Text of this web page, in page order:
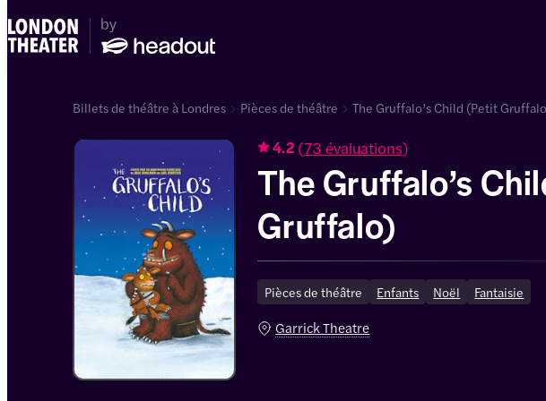
Billets de théâtre à Londres Pièces de théâtre The Gruffalo’s Child (Petit
4.2 (73 évaluations)
The Gruffalo’s
Gruffalo)
Pièces de théâtre Enfants Noël Fantaisie
Garrick Theatre